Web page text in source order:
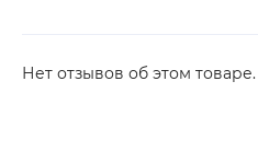
Нет отзывов об этом товаре.